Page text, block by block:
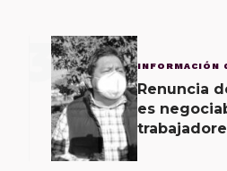
3 INFORMACIÓN
Renuncia
es